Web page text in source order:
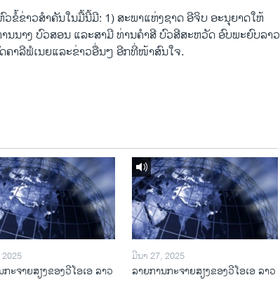
ຂໍ້ຂ່າວສໍາຄັນໃນມື້ນີ້ມີ: 1) ສະພາແຫ່ງຊາດ ອີຈິບ ອະນຸຍາດໃຫ້
ນນາງ ບົວສອນ ແລະສາມີ ທ່ານຄຳສີ ບົວສີສະຫວັດ ອົບພະຍົບລາວ
ຄາລີຟໍເນຍແລະຂ່າວອື່ນໆ ອີກທີ່ໜ້າສົນໃຈ.
ະຈາຍສຽງຂອງວີໂອເອ ລາວ
ມີນາ 27, 2025
ລາຍການກະຈາຍສຽງຂອງວີໂອເອ ລາວ